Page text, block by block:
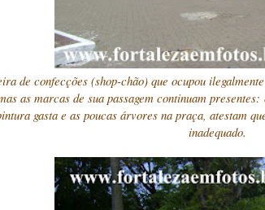
de confecções (shop-chão) que ocupou
as marcas de sua passagem continuam presentes:
gasta e as poucas árvores na praça, atestam
inadequado.